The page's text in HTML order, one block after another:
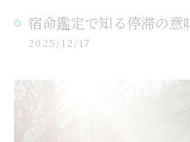
宿命鑑定で知る停滞の意
2025/12/17